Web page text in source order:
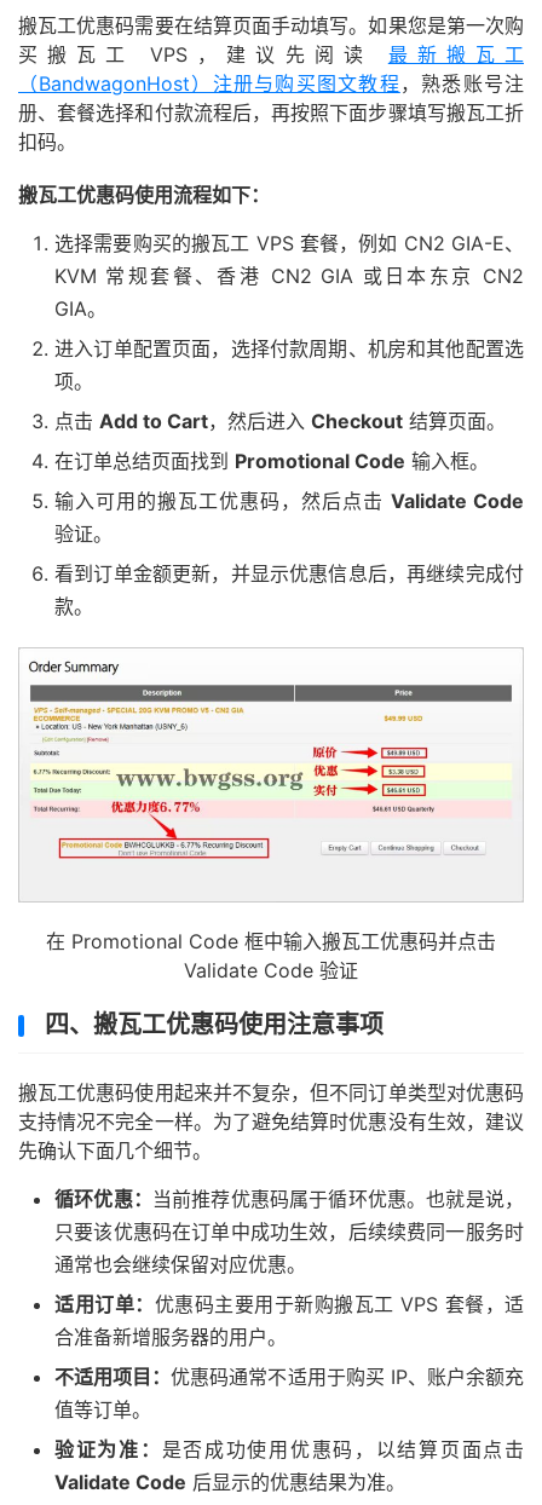
搬瓦工优惠码需要在结算页面手动填写。如果您是第一次购
买搬瓦工 VPS，建议先阅读 最新搬瓦工
（BandwagonHost）注册与购买图文教程 ，熟悉账号注
册、套餐选择和付款流程后，再按照下面步骤填写搬瓦工折
扣码。
搬瓦工优惠码使用流程如下：
选择需要购买的搬瓦工 VPS 套餐，例如 CN2 GIA-E、
KVM 常规套餐、香港 CN2 GIA 或日本东京 CN2
GIA。
进入订单配置页面，选择付款周期、机房和其他配置选
项。
点击 Add to Cart，然后进入 Checkout 结算页面。
在订单总结页面找到 Promotional Code 输入框。
输入可用的搬瓦工优惠码，然后点击 Validate Code
验证。
看到订单金额更新，并显示优惠信息后，再继续完成付
款。
在 Promotional Code 框中输入搬瓦工优惠码并点击
Validate Code 验证
四、搬瓦工优惠码使用注意事项
搬瓦工优惠码使用起来并不复杂，但不同订单类型对优惠码
支持情况不完全一样。为了避免结算时优惠没有生效，建议
先确认下面几个细节。
循环优惠： 当前推荐优惠码属于循环优惠。也就是说，
只要该优惠码在订单中成功生效，后续续费同一服务时
通常也会继续保留对应优惠。
适用订单： 优惠码主要用于新购搬瓦工 VPS 套餐，适
合准备新增服务器的用户。
不适用项目：优惠码通常不适用于购买 IP、账户余额充
值等订单。
验证为准： 是否成功使用优惠码，以结算页面点击
Validate Code 后显示的优惠结果为准。